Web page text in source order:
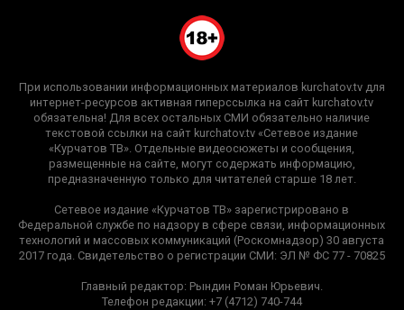
При использовании информационных материалов kurchatov.tv для
интернет-ресурсов активная гиперссылка на сайт kurchatov.tv
обязательна! Для всех остальных СМИ обязательно наличие
текстовой ссылки на сайт kurchatov.tv «Сетевое издание
«Курчатов ТВ». Отдельные видеосюжеты и сообщения,
размещенные на сайте, могут содержать информацию,
предназначенную только для читателей старше 18 лет.
Сетевое издание «Курчатов ТВ» зарегистрировано в
Федеральной службе по надзору в сфере связи, информационных
технологий и массовых коммуникаций (Роскомнадзор) 30 августа
2017 года. Свидетельство о регистрации СМИ: ЭЛ № ФС 77 - 70825
Главный редактор: Рындин Роман Юрьевич.
Телефон редакции: +7 (4712) 740-744